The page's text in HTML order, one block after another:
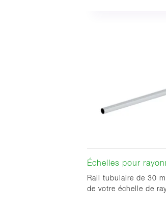
Échelles pour
Rail tubulaire de 30
de votre échelle de